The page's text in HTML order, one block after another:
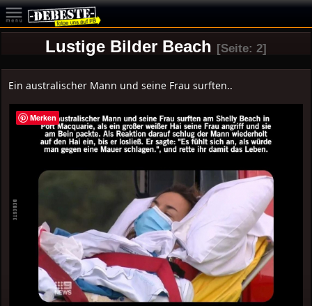
Lustige Bilder Beach [Seite: 2]
Ein australischer Mann und seine Frau surften..
Merken